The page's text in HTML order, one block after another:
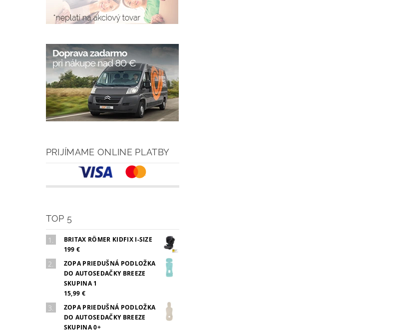
PRIJÍMAME ONLINE PLATBY
TOP 5
BRITAX RÖMER KIDFIX I-SIZE
199 €
ZOPA PRIEDUŠNÁ PODLOŽKA
DO AUTOSEDAČKY BREEZE
SKUPINA 1
15,99 €
ZOPA PRIEDUŠNÁ PODLOŽKA
DO AUTOSEDAČKY BREEZE
SKUPINA 0+